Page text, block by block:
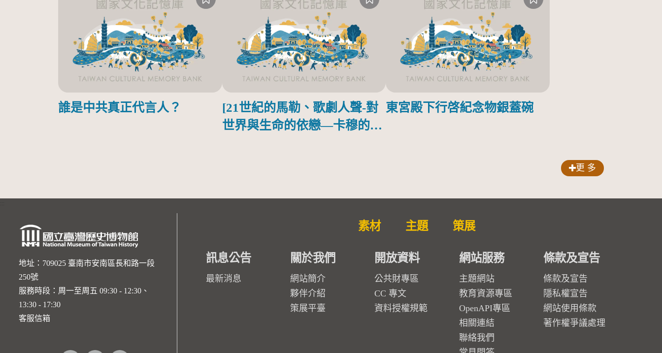
誰是中共真正代言人？
[21世紀的馬勒、歌劇人聲-對
世界與生命的依戀—卡穆的馬
東宮殿下行啓紀念物銀蓋碗
更 多
地址：709025 臺南市安南區長和路一段
250號
服務時段：周一至周五 09:30 - 12:30、
13:30 - 17:30
客服信箱
素材 主題 策展
訊息公告
最新消息
關於我們
網站簡介
夥伴介紹
策展平臺
開放資料
公共財專區
CC 專文
資料授權規範
網站服務
主題網站
教育資源專區
OpenAPI專區
相關連結
聯絡我們
條款及宣告
條款及宣告
隱私權宣告
網站使用條款
著作權爭議處理